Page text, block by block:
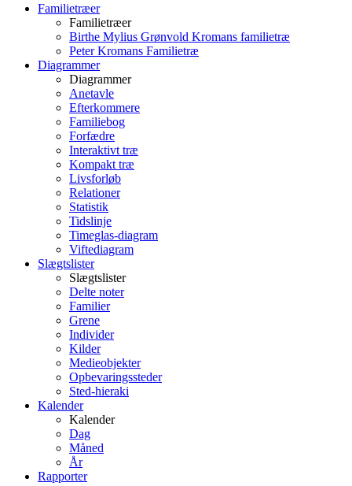
Familietræer
Familietræer
Birthe Mylius Grønvold Kromans familietræ
Peter Kromans Familietræ
Diagrammer
Diagrammer
Anetavle
Efterkommere
Familiebog
Forfædre
Interaktivt træ
Kompakt træ
Livsforløb
Relationer
Statistik
Tidslinje
Timeglas-diagram
Viftediagram
Slægtslister
Slægtslister
Delte noter
Familier
Grene
Individer
Kilder
Medieobjekter
Opbevaringssteder
Sted-hieraki
Kalender
Kalender
Dag
Måned
År
Rapporter